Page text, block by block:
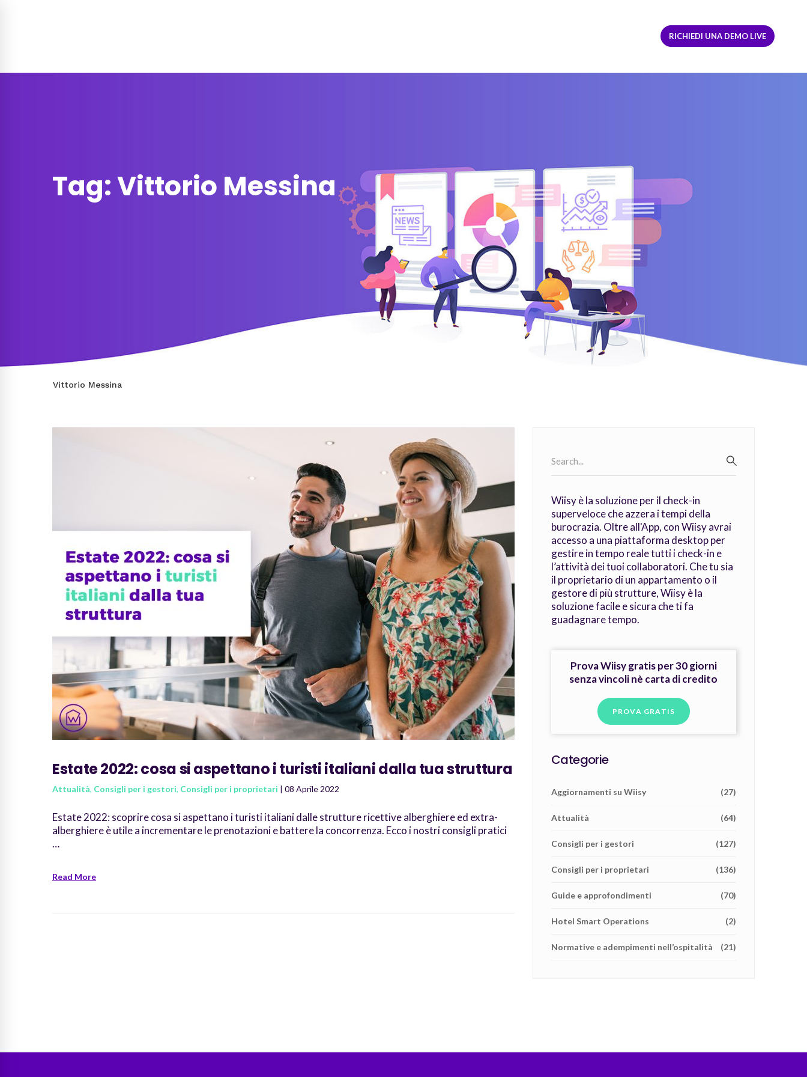
RICHIEDI UNA DEMO LIVE
Tag: Vittorio Messina
Vittorio Messina
Estate 2022: cosa si aspettano i turisti italiani dalla tua struttura
Attualità, Consigli per i gestori, Consigli per i proprietari | 08 Aprile 2022
Estate 2022: scoprire cosa si aspettano i turisti italiani dalle strutture ricettive alberghiere ed extra-
alberghiere è utile a incrementare le prenotazioni e battere la concorrenza. Ecco i nostri consigli pratici
…
Read More
for:
Wiisy è la soluzione per il check-in
superveloce che azzera i tempi della
burocrazia. Oltre all'App, con Wiisy avrai
accesso a una piattaforma desktop per
gestire in tempo reale tutti i check-in e
l’attività dei tuoi collaboratori. Che tu sia
il proprietario di un appartamento o il
gestore di più strutture, Wiisy è la
soluzione facile e sicura che ti fa
guadagnare tempo.
Prova Wiisy gratis per 30 giorni
senza vincoli nè carta di credito
PROVA GRATIS
Categorie
Aggiornamenti su Wiisy (27)
Attualità (64)
Consigli per i gestori (127)
Consigli per i proprietari (136)
Guide e approfondimenti (70)
Hotel Smart Operations (2)
Normative e adempimenti nell’ospitalità (21)